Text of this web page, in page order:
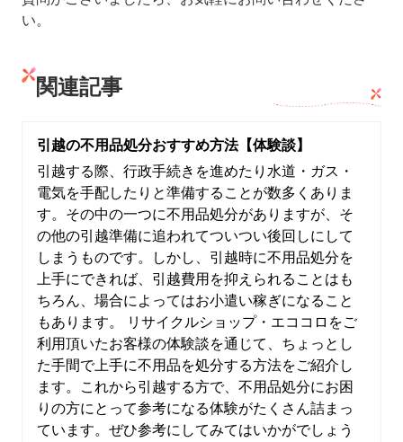
い。
関連記事
引越の不用品処分おすすめ方法【体験談】
引越する際、行政手続きを進めたり水道・ガス・
電気を手配したりと準備することが数多くありま
す。その中の一つに不用品処分がありますが、そ
の他の引越準備に追われてついつい後回しにして
しまうものです。しかし、引越時に不用品処分を
上手にできれば、引越費用を抑えられることはも
ちろん、場合によってはお小遣い稼ぎになること
もあります。 リサイクルショップ・エココロをご
利用頂いたお客様の体験談を通じて、ちょっとし
た手間で上手に不用品を処分する方法をご紹介し
ます。これから引越する方で、不用品処分にお困
りの方にとって参考になる体験がたくさん詰まっ
ています。ぜひ参考にしてみてはいかがでしょう